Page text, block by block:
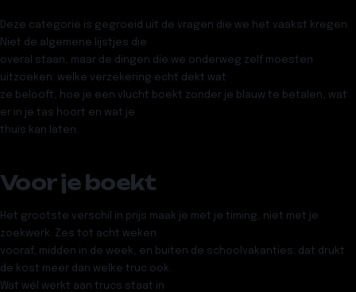
Deze categorie is gegroeid uit de vragen die we het vaakst kregen.
Niet de algemene lijstjes die
overal staan, maar de dingen die we onderweg zelf moesten
uitzoeken: welke verzekering echt dekt wat
ze belooft, hoe je een vlucht boekt zonder je blauw te betalen, wat
er in je tas hoort en wat je
thuis kan laten.
Voor je boekt
Het grootste verschil in prijs maak je met je timing, niet met je
zoekwerk. Zes tot acht weken
vooraf, midden in de week, en buiten de schoolvakanties: dat drukt
de kost meer dan welke truc ook.
Wat wél werkt aan trucs staat in